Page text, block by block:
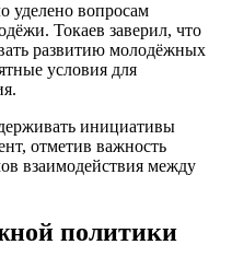
уделено вопросам
Токаев заверил, что
развитию молодёжных
условия для
инициативы
отметив важность
взаимодействия между
политики